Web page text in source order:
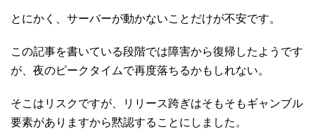
とにかく、サーバーが動かないことだけが不安です。
この記事を書いている段階では障害から復帰したようです
が、夜のピークタイムで再度落ちるかもしれない。
そこはリスクですが、リリース跨ぎはそもそもギャンブル
要素がありますから黙認することにしました。